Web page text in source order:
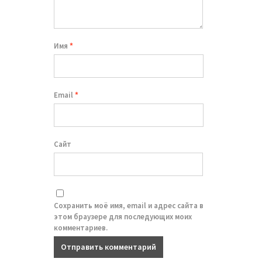
Имя *
Email*
Сайт
Сохранить моё имя, email и адрес сайта в
этом браузере для последующих моих
комментариев.